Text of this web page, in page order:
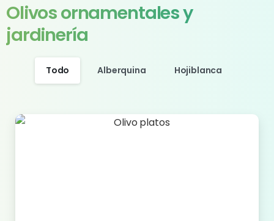
Olivos ornamentales y
jardinería
Todo Alberquina Hojiblanca